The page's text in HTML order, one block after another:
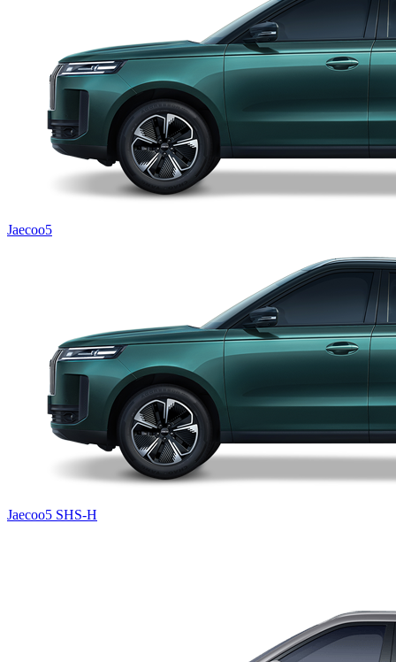
Jaecoo5
Jaecoo5 SHS-H